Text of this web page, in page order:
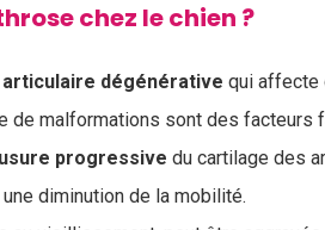
chez le chien ?
articulaire dégénérative qui affecte
de malformations sont des facteurs
usure progressive du cartilage des
diminution de la mobilité.